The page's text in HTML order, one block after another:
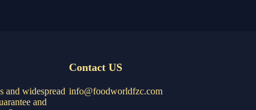
and widespread
and
Contact US
info@foodworldfzc.com